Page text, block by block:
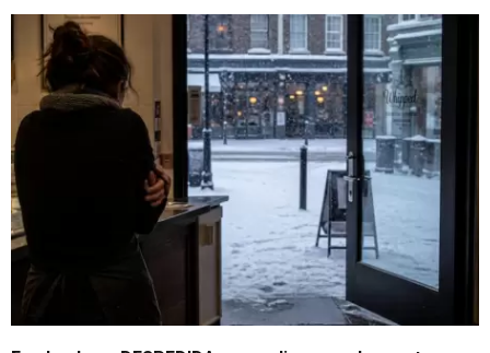
Insólito caso